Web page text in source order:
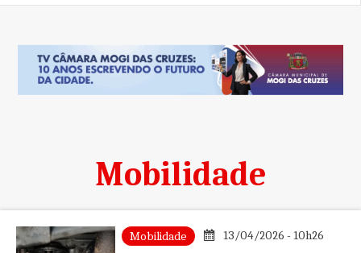
Mobilidade
Mobilidade 13/04/2026 - 10h26